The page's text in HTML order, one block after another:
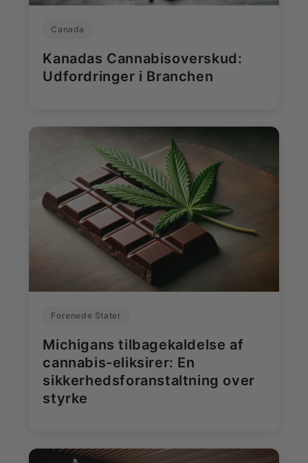
Canada
Kanadas Cannabisoverskud:
Udfordringer i Branchen
Forenede Stater
Michigans tilbagekaldelse af
cannabis-eliksirer: En
sikkerhedsforanstaltning over
styrke